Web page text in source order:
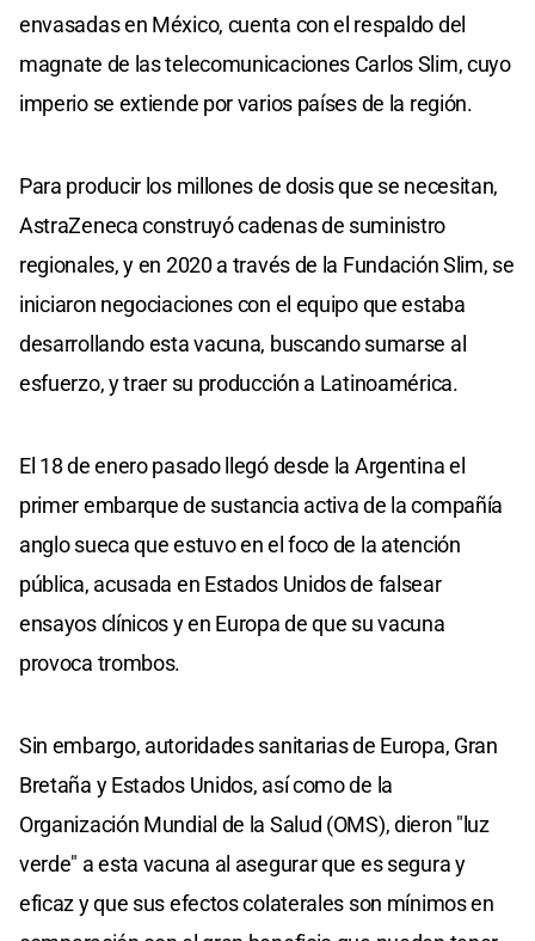
envasadas en México, cuenta con el respaldo del
magnate de las telecomunicaciones Carlos Slim, cuyo
imperio se extiende por varios países de la región.
Para producir los millones de dosis que se necesitan,
AstraZeneca construyó cadenas de suministro
regionales, y en 2020 a través de la Fundación Slim, se
iniciaron negociaciones con el equipo que estaba
desarrollando esta vacuna, buscando sumarse al
esfuerzo, y traer su producción a Latinoamérica.
El 18 de enero pasado llegó desde la Argentina el
primer embarque de sustancia activa de la compañía
anglo sueca que estuvo en el foco de la atención
pública, acusada en Estados Unidos de falsear
ensayos clínicos y en Europa de que su vacuna
provoca trombos.
Sin embargo, autoridades sanitarias de Europa, Gran
Bretaña y Estados Unidos, así como de la
Organización Mundial de la Salud (OMS), dieron "luz
verde" a esta vacuna al asegurar que es segura y
eficaz y que sus efectos colaterales son mínimos en